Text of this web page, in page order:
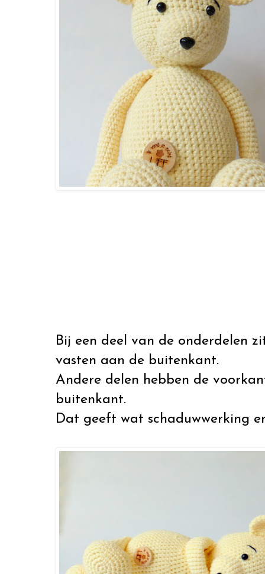
Bij een deel van de onderdelen
vasten aan de buitenkant.
Andere delen hebben de
buitenkant.
Dat geeft wat schaduwwerking